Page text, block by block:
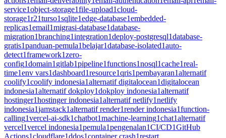
service1object-storage1file-upload1cloud-
storage1r21turso1sqlite1edge-database1embedded-
replicas1email1migrasi-database1database-
migration1branching1integration1deploy-postgresql1database-
gratis1panduan-pemula1belajar1database-isolated1auto-
detect1framework1zero-
config1domain1 gitlab1pipeline1functions1nosql1cache1real-
time1env vars1dashboard1resource1qris1pembayaran1alternatif
coolify1coolify indonesia1alternatif digitalocean1digitalocean
indonesia1alternatif dokploy1dokploy indonesia1alternatif
hostinger1hostinger indonesia1alternatif netlify1netlify
indonesia1jamstack1alternatif render1render indonesia1function-
calling1vercel-ai-sdk1chatbot1machine-learning1chat1alternatif
vercel1vercel indonesia1pemula1pengenalan1CI/CD1GitHub
Actions1cloudflare1ddos1container crash1restart